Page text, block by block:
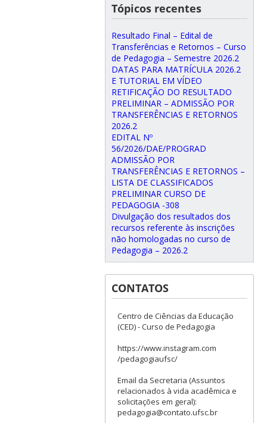
Tópicos recentes
Resultado Final – Edital de
Transferências e Retornos – Curso
de Pedagogia – Semestre 2026.2
DATAS PARA MATRÍCULA 2026.2
E TUTORIAL EM VÍDEO
RETIFICAÇÃO DO RESULTADO
PRELIMINAR – ADMISSÃO POR
TRANSFERÊNCIAS E RETORNOS
2026.2
EDITAL Nº
56/2026/DAE/PROGRAD
ADMISSÃO POR
TRANSFERÊNCIAS E RETORNOS –
LISTA DE CLASSIFICADOS
PRELIMINAR CURSO DE
PEDAGOGIA -308
Divulgação dos resultados dos
recursos referente às inscrições
não homologadas no curso de
Pedagogia – 2026.2
CONTATOS
Centro de Ciências da Educação
(CED) - Curso de Pedagogia
https://www.instagram.com
/pedagogiaufsc/
Email da Secretaria (Assuntos
relacionados à vida acadêmica e
solicitações em geral):
pedagogia@contato.ufsc.br